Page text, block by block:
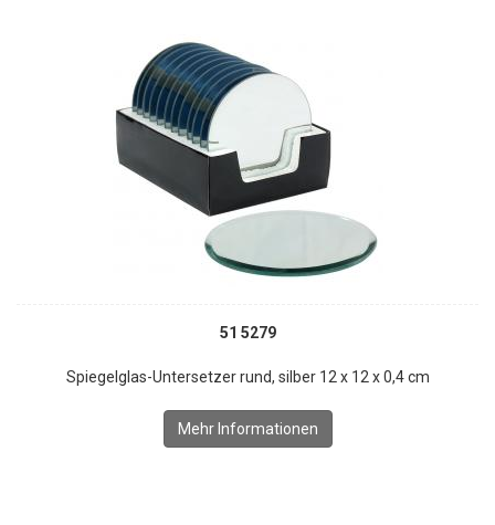
51 5279
Spiegelglas-Untersetzer rund, silber 12 x 12 x 0,4 cm
Mehr Informationen